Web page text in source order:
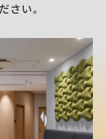
さい。